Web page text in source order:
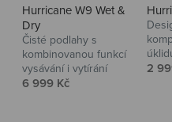
Hurricane W9 Wet &
Dry
Čisté podlahy s
kombinovanou funkcí
vysávání i vytírání
Prodejní cena
6 999 Kč
2